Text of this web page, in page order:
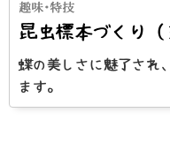
昆虫標本づくり（
蝶の美しさに魅了され
ます。